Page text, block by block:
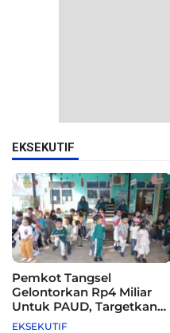
EKSEKUTIF
Pemkot Tangsel
Gelontorkan Rp4 Miliar
Untuk PAUD, Targetkan
115 Sekolah
EKSEKUTIF